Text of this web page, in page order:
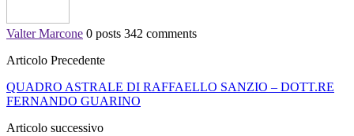
Valter Marcone 0 posts 342 comments
Articolo Precedente
QUADRO ASTRALE DI RAFFAELLO SANZIO – DOTT.RE
FERNANDO GUARINO
Articolo successivo